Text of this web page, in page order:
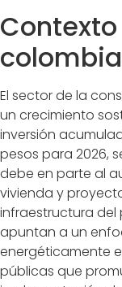
El sector de la
un crecimiento
inversión
pesos para 2026,
debe en parte al
vivienda y
infraestructura del
apuntan a un
energéticamente
públicas que